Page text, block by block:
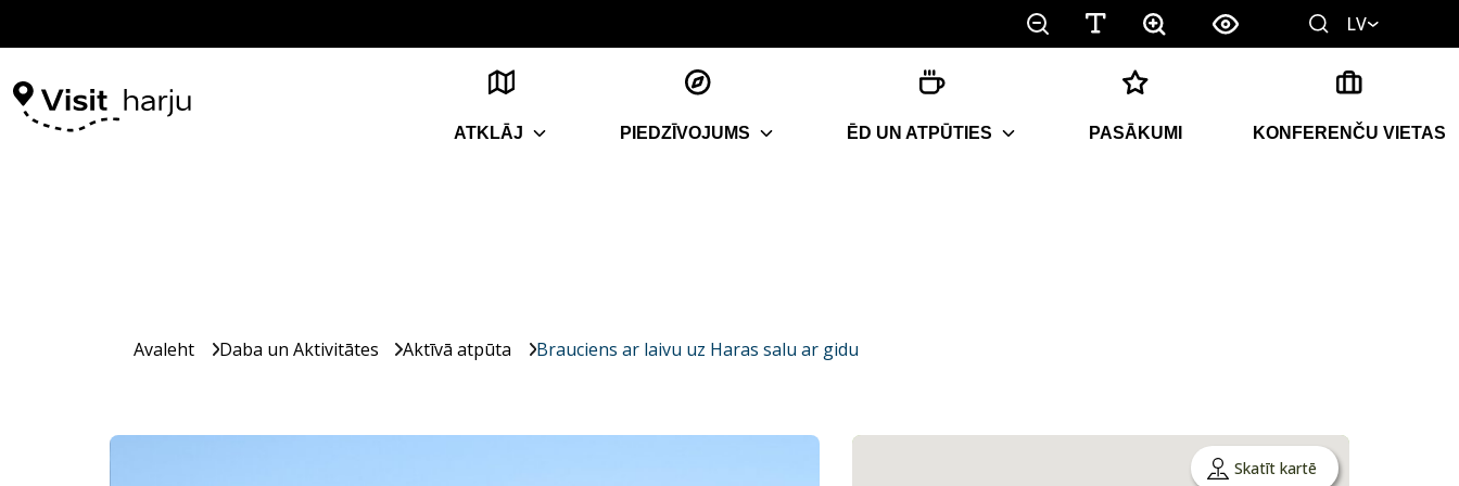
LV
ATKLĀJ PIEDZĪVOJUMS ĒD UN ATPŪTIES PASĀKUMI KONFERENČU VIETAS
Avaleht Daba un Aktivitātes Aktīvā atpūta Brauciens ar laivu uz Haras salu ar gidu
Skatīt kartē